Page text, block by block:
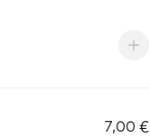
7,00 €